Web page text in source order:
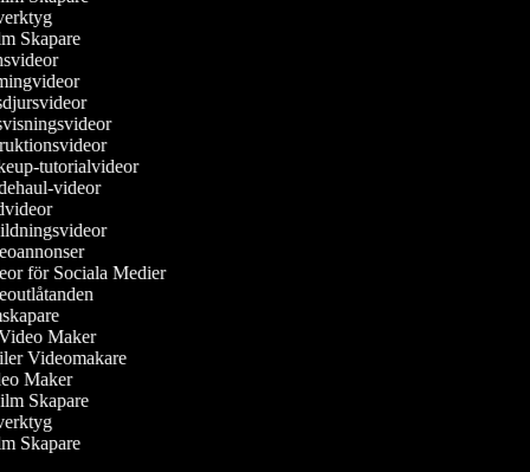
Skapare
tutorialvideor
videor
för Sociala Medier
Maker
Videomakare
Maker
Skapare
Skapare